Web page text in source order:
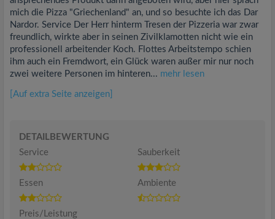
mich die Pizza "Griechenland" an, und so besuchte ich das Dar
Nardor. Service Der Herr hinterm Tresen der Pizzeria war zwar
freundlich, wirkte aber in seinen Zivilklamotten nicht wie ein
professionell arbeitender Koch. Flottes Arbeitstempo schien
ihm auch ein Fremdwort, ein Glück waren außer mir nur noch
zwei weitere Personen im hinteren... mehr lesen
[Auf extra Seite anzeigen]
DETAILBEWERTUNG
Service
Sauberkeit
Essen Ambiente
Preis/Leistung